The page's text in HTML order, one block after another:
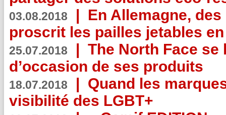
03.08.2018 | En Allemagne,
proscrit les pailles jetables
25.07.2018 | The North Face se
d’occasion de ses produits
18.07.2018 | Quand les
visibilité des LGBT+